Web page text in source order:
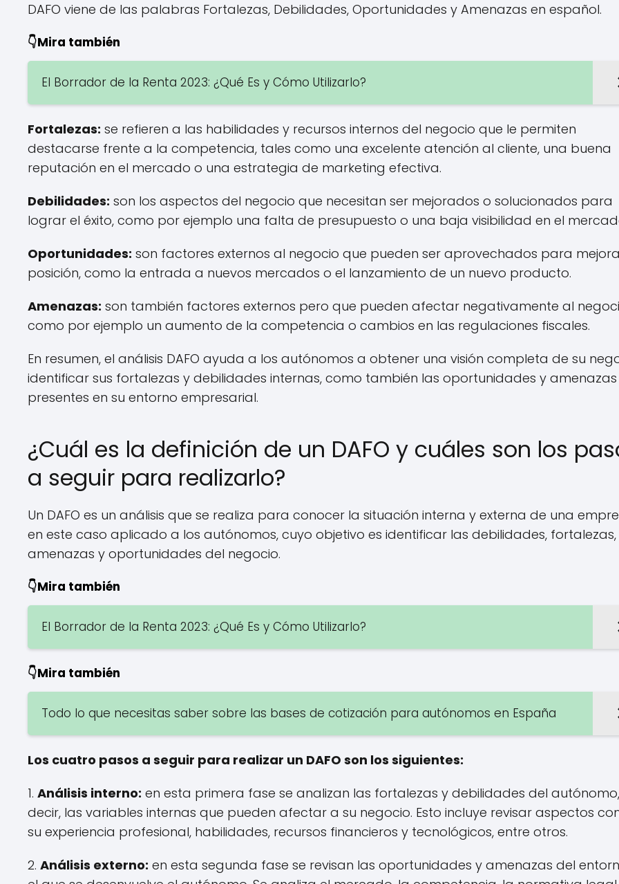
DAFO viene de las palabras Fortalezas, Debilidades, Oportunidades y Amenazas en español.
👇Mira también
El Borrador de la Renta 2023: ¿Qué Es y Cómo Utilizarlo?
Fortalezas: se refieren a las habilidades y recursos internos del negocio que le permiten
destacarse frente a la competencia, tales como una excelente atención al cliente, una buena
reputación en el mercado o una estrategia de marketing efectiva.
Debilidades: son los aspectos del negocio que necesitan ser mejorados o solucionados para
lograr el éxito, como por ejemplo una falta de presupuesto o una baja visibilidad en el
Oportunidades: son factores externos al negocio que pueden ser aprovechados para
posición, como la entrada a nuevos mercados o el lanzamiento de un nuevo producto.
Amenazas: son también factores externos pero que pueden afectar negativamente al
como por ejemplo un aumento de la competencia o cambios en las regulaciones fiscales.
En resumen, el análisis DAFO ayuda a los autónomos a obtener una visión completa de su
identificar sus fortalezas y debilidades internas, como también las oportunidades y amenazas
presentes en su entorno empresarial.
¿Cuál es la definición de un DAFO y cuáles son los
a seguir para realizarlo?
Un DAFO es un análisis que se realiza para conocer la situación interna y externa de una
en este caso aplicado a los autónomos, cuyo objetivo es identificar las debilidades, fortalezas,
amenazas y oportunidades del negocio.
👇Mira también
El Borrador de la Renta 2023: ¿Qué Es y Cómo Utilizarlo?
👇Mira también
Todo lo que necesitas saber sobre las bases de cotización para autónomos en España
Los cuatro pasos a seguir para realizar un DAFO son los siguientes:
1. Análisis interno: en esta primera fase se analizan las fortalezas y debilidades del
decir, las variables internas que pueden afectar a su negocio. Esto incluye revisar aspectos
su experiencia profesional, habilidades, recursos financieros y tecnológicos, entre otros.
2. Análisis externo: en esta segunda fase se revisan las oportunidades y amenazas del